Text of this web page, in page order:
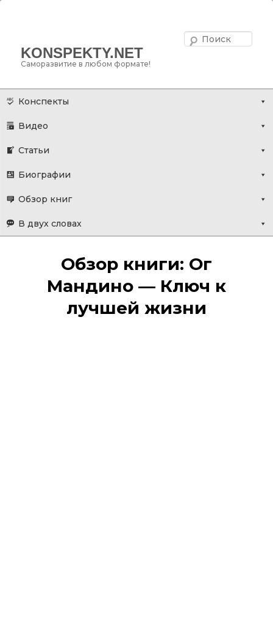
KONSPEKTY.NET
Саморазвитие в любом формате!
Главное меню
основному
Конспекты
Видео
Статьи
Биографии
Обзор книг
В двух словах
Обзор книги: Ог
Мандино — Ключ к
лучшей жизни